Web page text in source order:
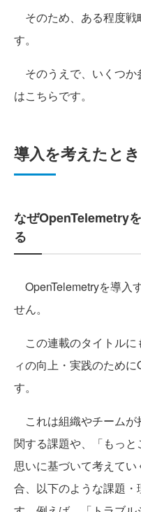
そのため、ある程度戦
す。
そのうえで、いくつか
はこちらです。
導入を考えたと
なぜOpenTelemetry
る
OpenTelemetryを導入
せん。
この連載のタイトルに
ィの向上・実践のため
す。
これは組織やチームが
関する課題や、「もっ
思いに基づいて考えて
合、以下のような課題